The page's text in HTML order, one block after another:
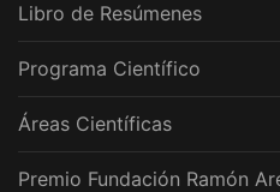
Libro de Resúmenes
Programa Científico
Áreas Científicas
Premio Fundación Ramón